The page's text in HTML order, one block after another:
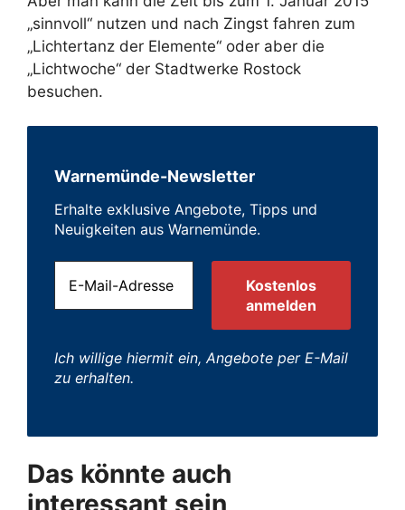
„sinnvoll“ nutzen und nach Zingst fahren zum
„Lichtertanz der Elemente“ oder aber die
„Lichtwoche“ der Stadtwerke Rostock
besuchen.
Warnemünde-Newsletter
Erhalte exklusive Angebote, Tipps und
Neuigkeiten aus Warnemünde.
Ich willige hiermit ein, Angebote per E-Mail
zu erhalten.
Das könnte auch
interessant sein